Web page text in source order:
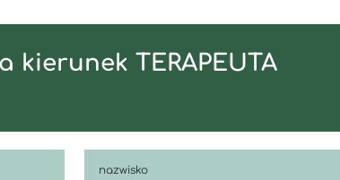
kierunek TERAPEUTA